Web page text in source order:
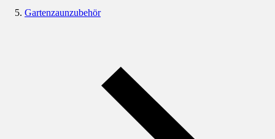
Gartenzaunzubehör